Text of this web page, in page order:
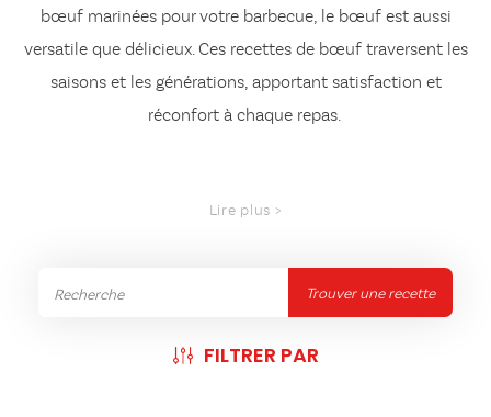
bœuf marinéespour votre barbecue, le bœuf est aussi
versatile que délicieux. Ces recettes de bœuf traversent les
saisons et les générations, apportant satisfaction et
réconfort à chaque repas.
Trouver une recette
FILTRER PAR